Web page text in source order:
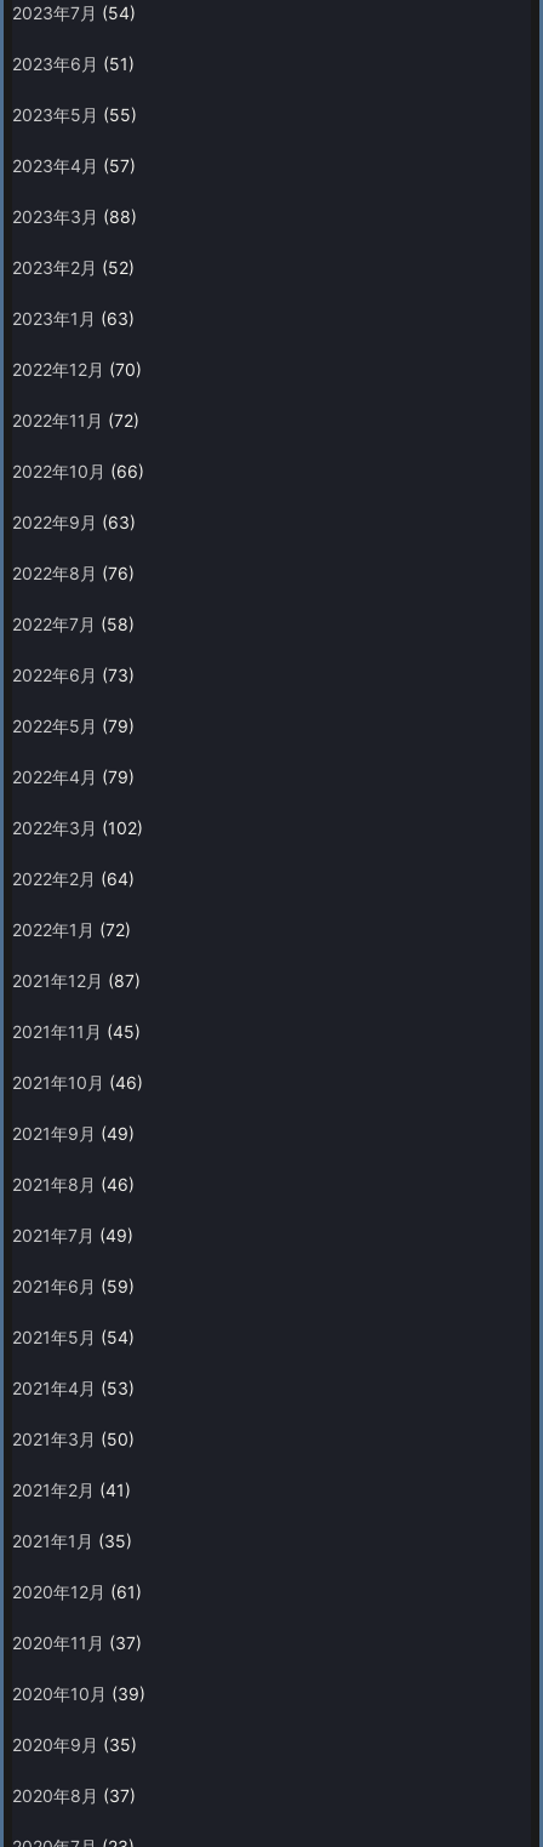
2023年7月 (54)
2023年6月 (51)
2023年5月 (55)
2023年4月 (57)
2023年3月 (88)
2023年2月 (52)
2023年1月 (63)
2022年12月 (70)
2022年11月 (72)
2022年10月 (66)
2022年9月 (63)
2022年8月 (76)
2022年7月 (58)
2022年6月 (73)
2022年5月 (79)
2022年4月 (79)
2022年3月 (102)
2022年2月 (64)
2022年1月 (72)
2021年12月 (87)
2021年11月 (45)
2021年10月 (46)
2021年9月 (49)
2021年8月 (46)
2021年7月 (49)
2021年6月 (59)
2021年5月 (54)
2021年4月 (53)
2021年3月 (50)
2021年2月 (41)
2021年1月 (35)
2020年12月 (61)
2020年11月 (37)
2020年10月 (39)
2020年9月 (35)
2020年8月 (37)